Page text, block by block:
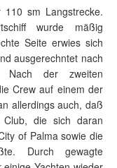
sm Langstrecke.
wurde mäßig
Seite erwies sich
ausgerechntet nach
Nach der zweiten
Crew auf einem der
allerdings auch, daß
die sich daran
of Palma sowie die
Durch gewagte